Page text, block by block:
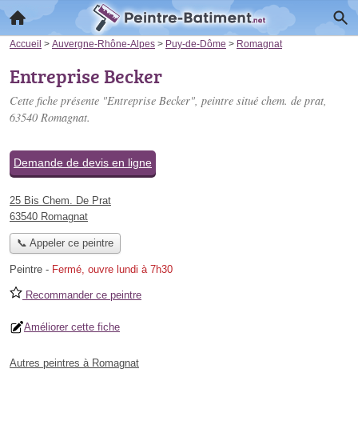
Accueil > Auvergne-Rhône-Alpes > Puy-de-Dôme > Romagnat
Entreprise Becker
Cette fiche présente "Entreprise Becker", peintre situé chem. de prat,
63540 Romagnat.
Demande de devis en ligne
25 Bis Chem. De Prat
63540 Romagnat
📞 Appeler ce peintre
Peintre - Fermé, ouvre lundi à 7h30
Recommander ce peintre
Améliorer cette fiche
Autres peintres à Romagnat